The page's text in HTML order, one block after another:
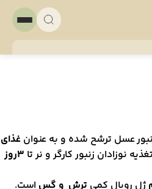
عسل ترشح شده و به عنوانغذای
نوزادان زنبور کارگر و نر تا ۳روز
ژل رویال کمیترش و گساست.